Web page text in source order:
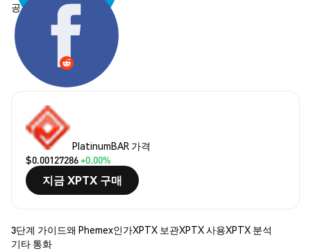
공유하기:
PlatinumBAR 가격
$0.00127286+0.00%
지금 XPTX 구매
3단계 가이드왜 Phemex인가XPTX 보관XPTX 사용XPTX 분석
기타 통화